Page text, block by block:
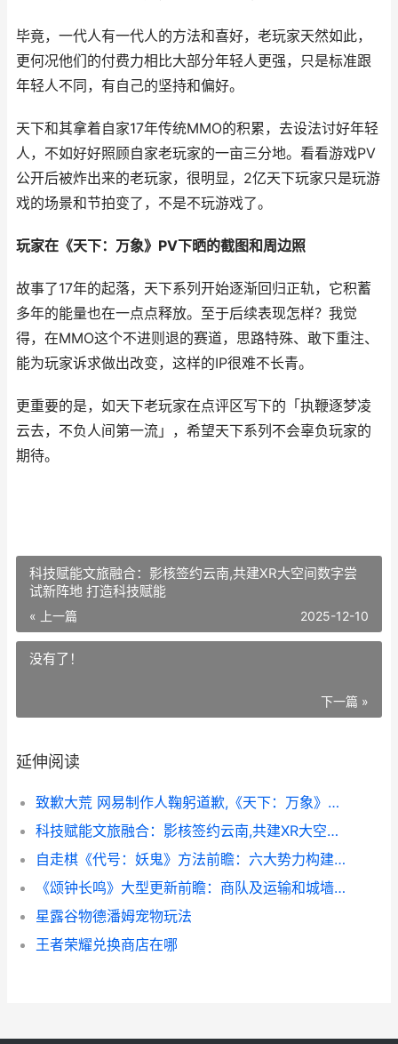
毕竟，一代人有一代人的方法和喜好，老玩家天然如此，
更何况他们的付费力相比大部分年轻人更强，只是标准跟
年轻人不同，有自己的坚持和偏好。
天下和其拿着自家17年传统MMO的积累，去设法讨好年轻
人，不如好好照顾自家老玩家的一亩三分地。看看游戏PV
公开后被炸出来的老玩家，很明显，2亿天下玩家只是玩游
戏的场景和节拍变了，不是不玩游戏了。
玩家在《天下：万象》PV下晒的截图和周边照
故事了17年的起落，天下系列开始逐渐回归正轨，它积蓄
多年的能量也在一点点释放。至于后续表现怎样？我觉
得，在MMO这个不进则退的赛道，思路特殊、敢下重注、
能为玩家诉求做出改变，这样的IP很难不长青。
更重要的是，如天下老玩家在点评区写下的「执鞭逐梦凌
云去，不负人间第一流」，希望天下系列不会辜负玩家的
期待。
科技赋能文旅融合：影核签约云南,共建XR大空间数字尝
试新阵地 打造科技赋能
« 上一篇 2025-12-10
没有了！
下一篇 »
延伸阅读
致歉大荒 网易制作人鞠躬道歉,《天下：万象》焕新
科技赋能文旅融合：影核签约云南,共建XR大空间数字尝试新阵地 打造科技赋能
自走棋《代号：妖鬼》方法前瞻：六大势力构建多元策略宇宙 自走棋指令
《颂钟长鸣》大型更新前瞻：商队及运输和城墙建造 钟之颂歌
星露谷物德潘姆宠物玩法
王者荣耀兑换商店在哪